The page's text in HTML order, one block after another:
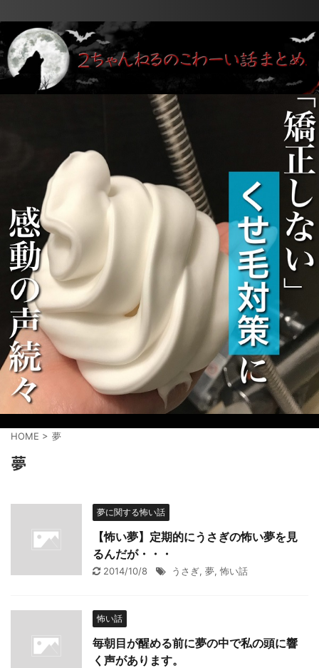
HOME > 夢
夢
夢に関する怖い話
【怖い夢】定期的にうさぎの怖い夢を見
るんだが・・・
2014/10/8 うさぎ, 夢, 怖い話
怖い話
毎朝目が醒める前に夢の中で私の頭に響
く声があります。